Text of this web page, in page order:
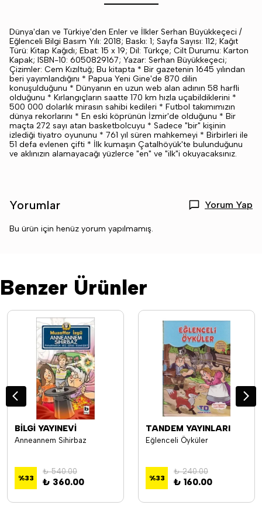
Dünya'dan ve Türkiye'den Enler ve İlkler Serhan Büyükkeçeci /
Eğlenceli Bilgi Basım Yılı: 2018; Baskı: 1; Sayfa Sayısı: 112; Kağıt
Türü: Kitap Kağıdı; Ebat: 15 x 19; Dil: Türkçe; Cilt Durumu: Karton
Kapak; ISBN-10: 6050829167; Yazar: Serhan Büyükkeçeci;
Çizimler: Cem Kızıltuğ; Bu kitapta * Bir gazetenin 1645 yılından
beri yayımlandığını * Papua Yeni Gine'de 870 dilin
konuşulduğunu * Dünyanın en uzun web alan adının 58 harfli
olduğunu * Kırlangıçların saatte 170 km hızla uçabildiklerini *
500 000 dolarlık mirasın sahibi kedileri * Futbol takımımızın
dünya rekorlarını * En eski köprünün İzmir'de olduğunu * Bir
maçta 272 sayı atan basketbolcuyu * Sadece "bir" kişinin
izlediği tiyatro oyununu * 761 yıl süren mahkemeyi * Birbirleri ile
51 defa evlenen çifti * İlk kumaşın Çatalhöyük'te bulunduğunu
ve aklınızın alamayacağı yüzlerce "en" ve "ilk"i okuyacaksınız.
Yorumlar Yorum Yap
Bu ürün için henüz yorum yapılmamış.
Benzer Ürünler
BİLGİ YAYINEVİ
Anneannem Sihirbaz
%33
₺ 540.00
₺ 360.00
TANDEM YAYINLARI
Eğlenceli Öyküler
%33
₺ 240.00
₺ 160.00